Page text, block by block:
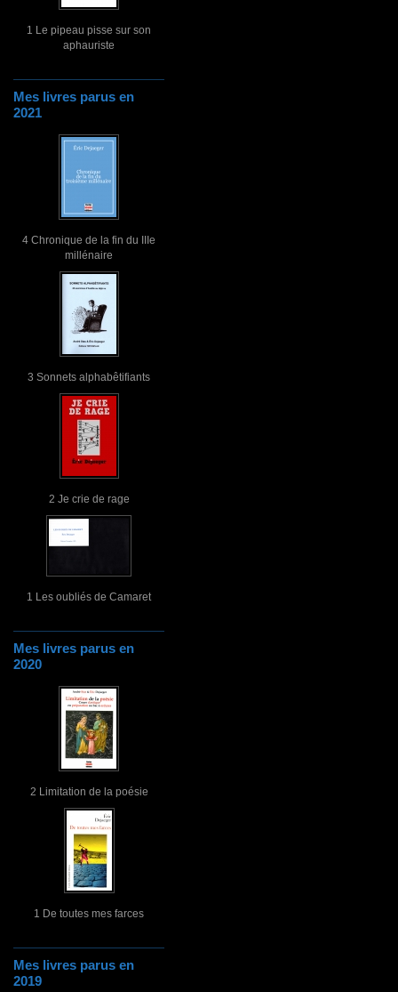
1 Le pipeau pisse sur son
aphauriste
Mes livres parus en
2021
4 Chronique de la fin du IIIe
millénaire
3 Sonnets alphabêtifiants
2 Je crie de rage
1 Les oubliés de Camaret
Mes livres parus en
2020
2 Limitation de la poésie
1 De toutes mes farces
Mes livres parus en
2019